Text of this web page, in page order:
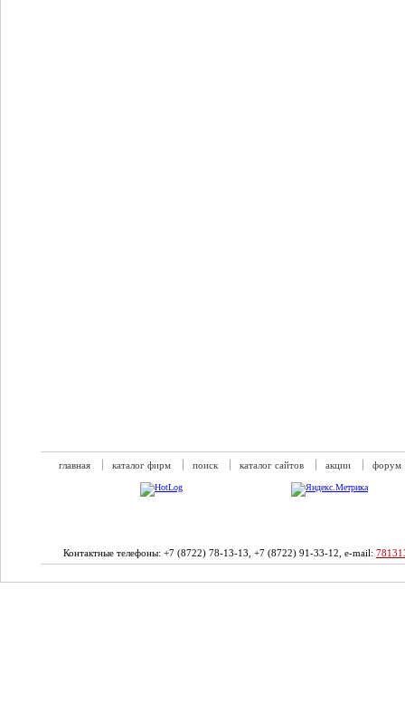
главная каталог фирм поиск каталог сайтов акции форум
Контактные телефоны: +7 (8722) 78-13-13, +7 (8722) 91-33-12, e-mail: